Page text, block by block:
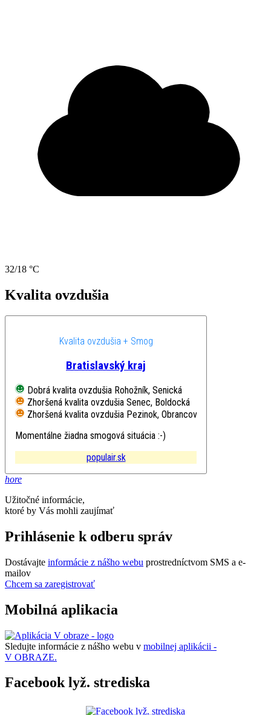
32/18 °C
Kvalita ovzdušia
Kvalita ovzdušia + Smog
Bratislavský kraj
Dobrá kvalita ovzdušia Rohožník, Senická
Zhoršená kvalita ovzdušia Senec, Boldocká
Zhoršená kvalita ovzdušia Pezinok, Obrancov mieru
Momentálne žiadna smogová situácia :-)
populair.sk
hore
Užitočné informácie,
ktoré by Vás mohli zaujímať
Prihlásenie k odberu správ
Dostávajte informácie z nášho webu prostredníctvom SMS a e-
mailov
Chcem sa zaregistrovať
Mobilná aplikacia
Sledujte informácie z nášho webu v mobilnej aplikácii -
V OBRAZE.
Facebook lyž. strediska